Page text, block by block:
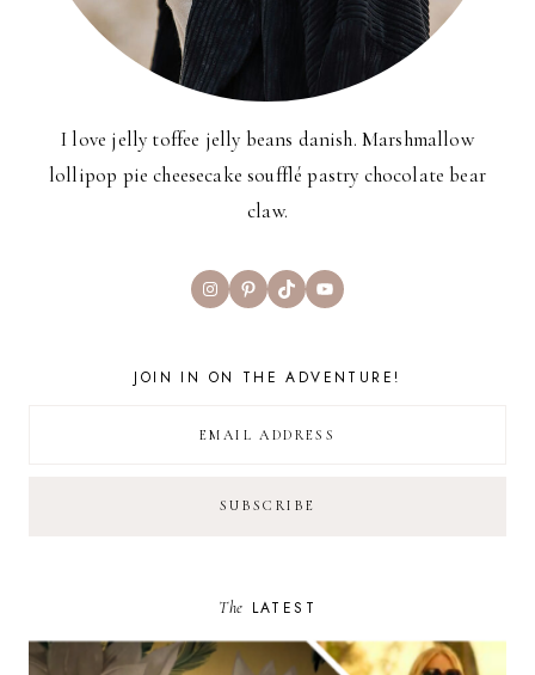
I love jelly toffee jelly beans danish. Marshmallow
lollipop pie cheesecake soufflé pastry chocolate bear
claw.
InstagramPinterest
TikTokYouTube
JOIN IN ON THE ADVENTURE!
The LATEST